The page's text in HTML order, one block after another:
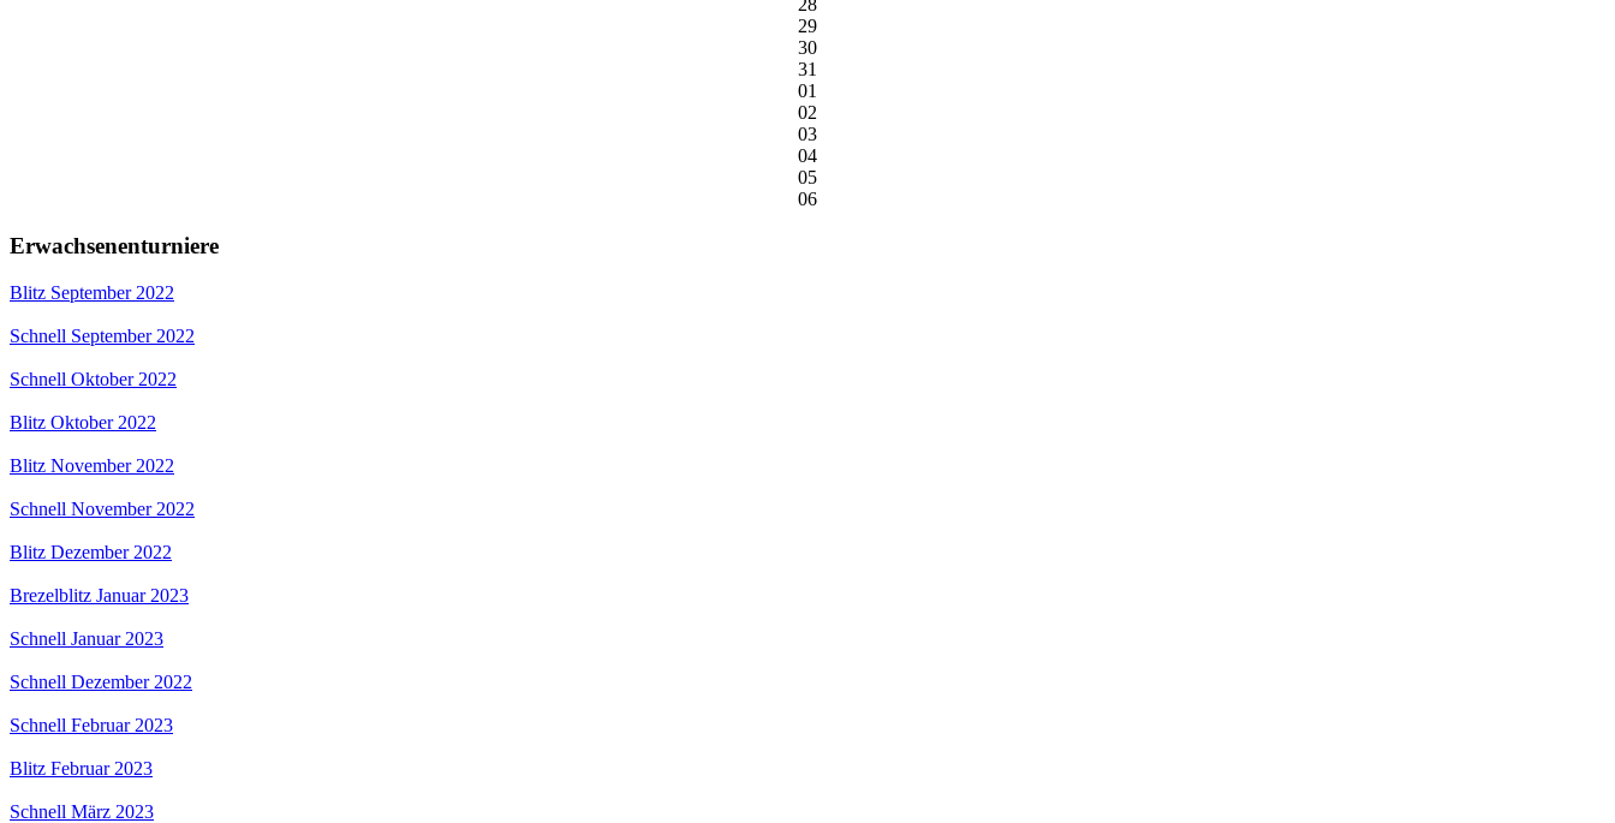
28
29
30
31
01
02
03
04
05
06
Erwachsenenturniere
Blitz September 2022
Schnell September 2022
Schnell Oktober 2022
Blitz Oktober 2022
Blitz November 2022
Schnell November 2022
Blitz Dezember 2022
Brezelblitz Januar 2023
Schnell Januar 2023
Schnell Dezember 2022
Schnell Februar 2023
Blitz Februar 2023
Schnell März 2023